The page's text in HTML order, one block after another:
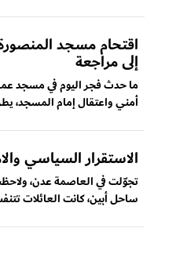
‏اقتحام مسجد
إلى مراجعة
ما حدث فجر اليوم في مسجد
أمني واعتقال إمام المسجد،
الاستقرار السياسي
‏تجوّلت في العاصمة عدن،
ساحل أبين، كانت العائلات